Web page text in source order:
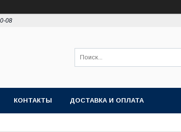
08
КОНТАКТЫ ДОСТАВКА И ОПЛАТА